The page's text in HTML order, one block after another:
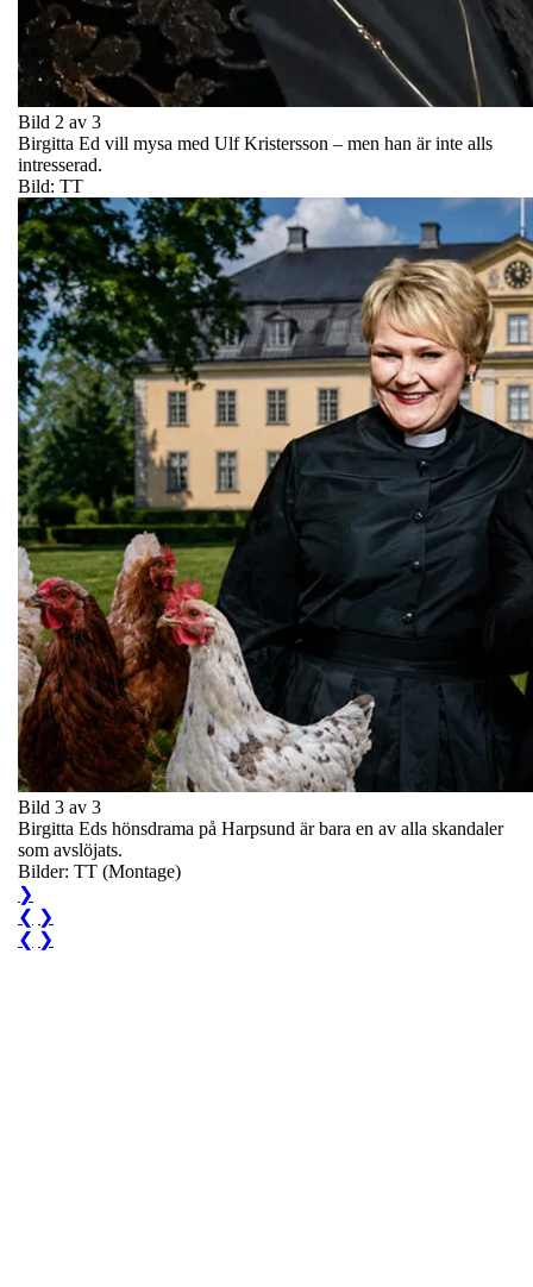
Bild 2 av 3
Birgitta Ed vill mysa med Ulf Kristersson – men han är inte alls
intresserad.
Bild: TT
Bild 3 av 3
Birgitta Eds hönsdrama på Harpsund är bara en av alla skandaler
som avslöjats.
Bilder: TT (Montage)
❯
❮ ❯
❮ ❯